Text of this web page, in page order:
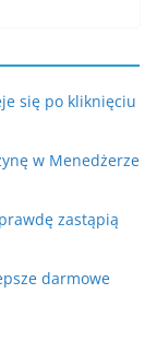
się po kliknięciu
w Menedżerze
zastąpią
darmowe